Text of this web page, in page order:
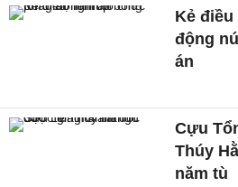
Kẻ
động
án
Cựu
Thúy
năm tù